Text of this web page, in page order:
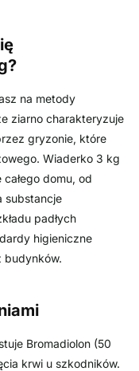
na metody
ziarno charakteryzuje
gryzonie, które
Wiaderko 3 kg
domu, od
substancje
padłych
higieniczne
budynków.
Bromadiolon (50
krwi u szkodników.